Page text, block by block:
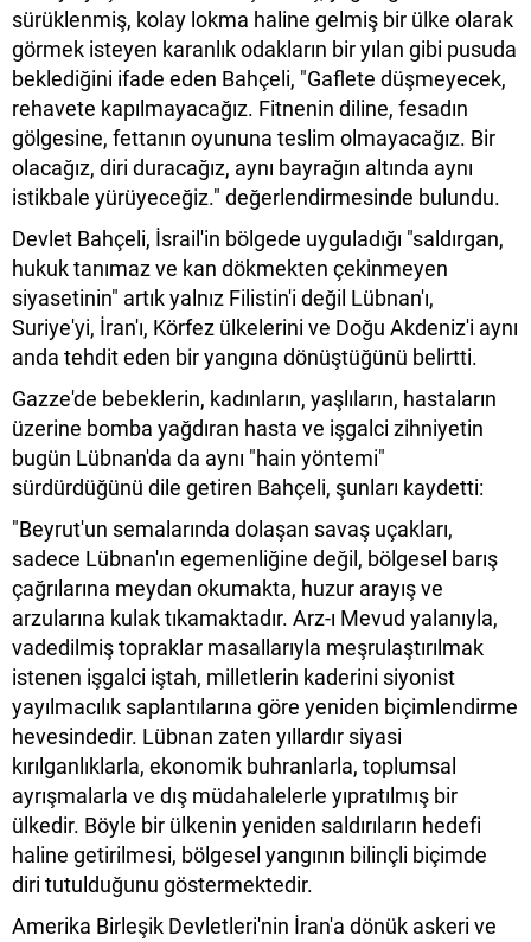
sürüklenmiş, kolay lokma haline gelmiş bir ülke olarak
görmek isteyen karanlık odakların bir yılan gibi pusuda
beklediğini ifade eden Bahçeli, "Gaflete düşmeyecek,
rehavete kapılmayacağız. Fitnenin diline, fesadın
gölgesine, fettanın oyununa teslim olmayacağız. Bir
olacağız, diri duracağız, aynı bayrağın altında aynı
istikbale yürüyeceğiz." değerlendirmesinde bulundu.
Devlet Bahçeli, İsrail'in bölgede uyguladığı "saldırgan,
hukuk tanımaz ve kan dökmekten çekinmeyen
siyasetinin" artık yalnız Filistin'i değil Lübnan'ı,
Suriye'yi, İran'ı, Körfez ülkelerini ve Doğu Akdeniz'i aynı
anda tehdit eden bir yangına dönüştüğünü belirtti.
Gazze'de bebeklerin, kadınların, yaşlıların, hastaların
üzerine bomba yağdıran hasta ve işgalci zihniyetin
bugün Lübnan'da da aynı "hain yöntemi"
sürdürdüğünü dile getiren Bahçeli, şunları kaydetti:
"Beyrut'un semalarında dolaşan savaş uçakları,
sadece Lübnan'ın egemenliğine değil, bölgesel barış
çağrılarına meydan okumakta, huzur arayış ve
arzularına kulak tıkamaktadır. Arz-ı Mevud yalanıyla,
vadedilmiş topraklar masallarıyla meşrulaştırılmak
istenen işgalci iştah, milletlerin kaderini siyonist
yayılmacılık saplantılarına göre yeniden biçimlendirme
hevesindedir. Lübnan zaten yıllardır siyasi
kırılganlıklarla, ekonomik buhranlarla, toplumsal
ayrışmalarla ve dış müdahalelerle yıpratılmış bir
ülkedir. Böyle bir ülkenin yeniden saldırıların hedefi
haline getirilmesi, bölgesel yangının bilinçli biçimde
diri tutulduğunu göstermektedir.
Amerika Birleşik Devletleri'nin İran'a dönük askeri ve